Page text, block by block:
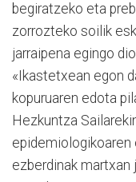
begiratzeko eta
zorrozteko soilik
jarraipena egingo
«Ikastetxean egon
kopuruaren edota
Hezkuntza
epidemiologikoaren
ezberdinak martxan